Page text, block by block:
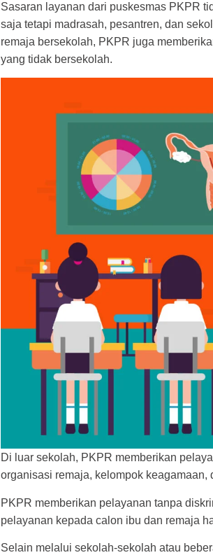
Sasaran layanan dari puskesmas PKPR
saja tetapi madrasah, pesantren, dan
remaja bersekolah, PKPR juga
yang tidak bersekolah.
Di luar sekolah, PKPR memberikan
organisasi remaja, kelompok keagamaan,
PKPR memberikan pelayanan tanpa
pelayanan kepada calon ibu dan remaja
Selain melalui sekolah-sekolah atau